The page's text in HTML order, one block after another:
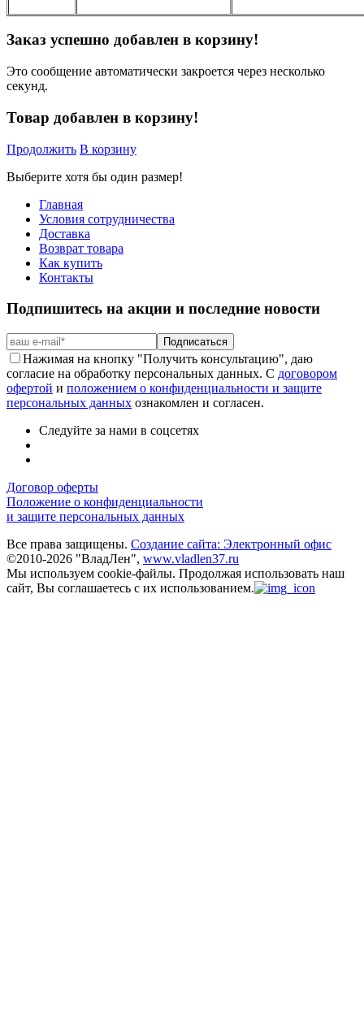
Заказ успешно добавлен в корзину!
Это сообщение автоматически закроется через несколько
секунд.
Товар добавлен в корзину!
Продолжить В корзину
Выберите хотя бы один размер!
Главная
Условия сотрудничества
Доставка
Возврат товара
Как купить
Контакты
Подпишитесь на акции и последние новости
Подписаться
Нажимая на кнопку "Получить консультацию", даю
согласие на обработку персональных данных. С договором
офертой и положением о конфиденциальности и защите
персональных данных ознакомлен и согласен.
Следуйте за нами в соцсетях
Договор оферты
Положение о конфиденциальности
и защите персональных данных
Все права защищены. Создание сайта: Электронный офис
©2010-2026 "ВладЛен", www.vladlen37.ru
Мы используем cookie-файлы. Продолжая использовать наш
сайт, Вы соглашаетесь с их использованием.